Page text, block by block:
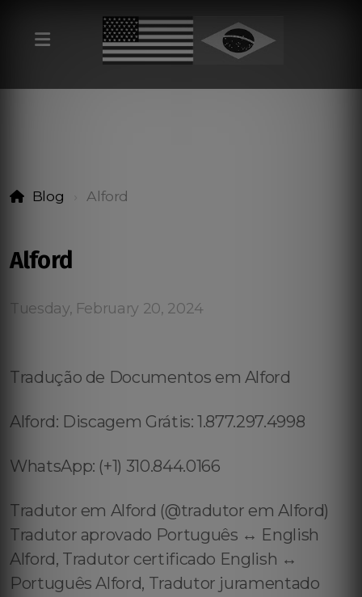
Blog Alford
Alford
Tuesday, February 20, 2024
Tradução de Documentos em Alford
Alford: Discagem Grátis: 1.877.297.4998
WhatsApp: (+1) 310.844.0166
Tradutor em Alford (@tradutor em Alford)
Tradutor aprovado Português ↔️ English
Alford, Tradutor certificado English ↔️
Português Alford, Tradutor juramentado